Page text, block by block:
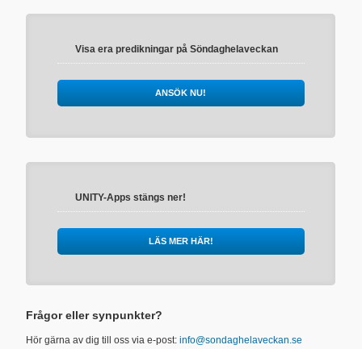
Visa era predikningar på Söndaghelaveckan
ANSÖK NU!
UNITY-Apps stängs ner!
LÄS MER HÄR!
Frågor eller synpunkter?
Hör gärna av dig till oss via e-post:info@sondaghelaveckan.se